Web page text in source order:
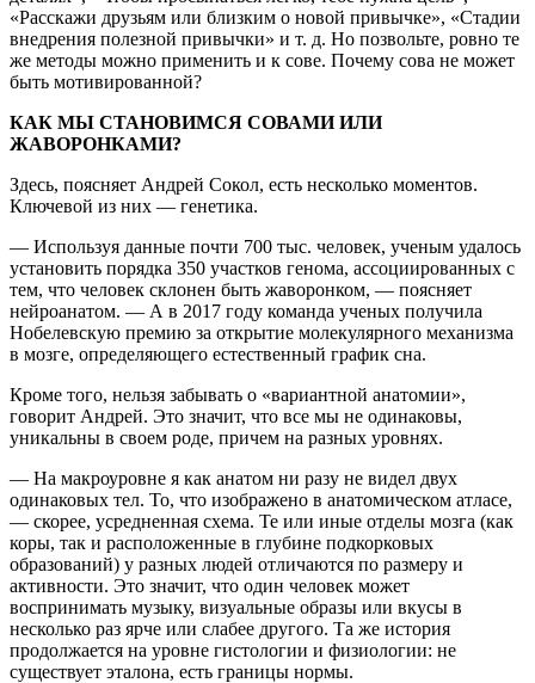
«Расскажи друзьям или близким о новой привычке», «Стадии
внедрения полезной привычки» и т. д. Но позвольте, ровно те
же методы можно применить и к сове. Почему сова не может
быть мотивированной?
КАК МЫ СТАНОВИМСЯ СОВАМИ ИЛИ
ЖАВОРОНКАМИ?
Здесь, поясняет Андрей Сокол, есть несколько моментов.
Ключевой из них — генетика.
— Используя данные почти 700 тыс. человек, ученым удалось
установить порядка 350 участков генома, ассоциированных с
тем, что человек склонен быть жаворонком, — поясняет
нейроанатом. — А в 2017 году команда ученых получила
Нобелевскую премию за открытие молекулярного механизма
в мозге, определяющего естественный график сна.
Кроме того, нельзя забывать о «вариантной анатомии»,
говорит Андрей. Это значит, что все мы не одинаковы,
уникальны в своем роде, причем на разных уровнях.
— На макроуровне я как анатом ни разу не видел двух
одинаковых тел. То, что изображено в анатомическом атласе,
— скорее, усредненная схема. Те или иные отделы мозга (как
коры, так и расположенные в глубине подкорковых
образований) у разных людей отличаются по размеру и
активности. Это значит, что один человек может
воспринимать музыку, визуальные образы или вкусы в
несколько раз ярче или слабее другого. Та же история
продолжается на уровне гистологии и физиологии: не
существует эталона, есть границы нормы.